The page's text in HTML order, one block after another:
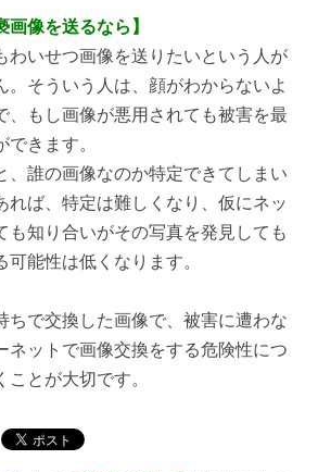
画像を送るなら】
わいせつ画像を送りたいという人が
。そういう人は、顔がわからないよ
、もし画像が悪用されても被害を最
きます。
、誰の画像なのか特定できてしまい
れば、特定は難しくなり、仮にネッ
も知り合いがその写真を発見しても
能性は低くなります。
ちで交換した画像で、被害に遭わな
ネットで画像交換をする危険性につ
とが大切です。